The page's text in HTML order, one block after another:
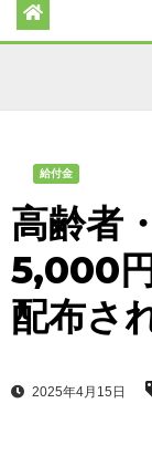
給付金
高齢者
5,000
配布さ
2025年4月15日